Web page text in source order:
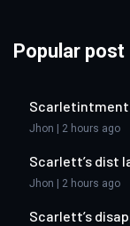
Popular post
Jhon | 2 hours ago
Scarlett’s dist
Jhon | 2 hours ago
Scarlett’s